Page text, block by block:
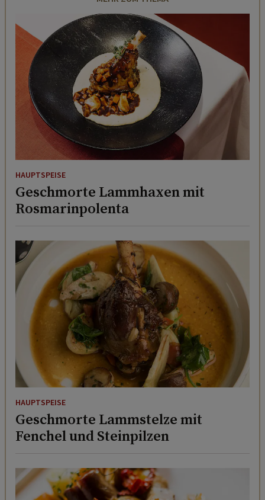
HAUPTSPEISE
Geschmorte Lammhaxen mit
Rosmarinpolenta
HAUPTSPEISE
Geschmorte Lammstelze mit
Fenchel und Steinpilzen